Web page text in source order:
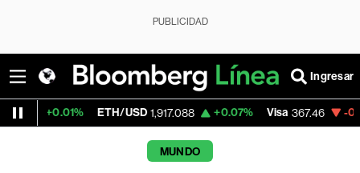
PUBLICIDAD
Ingresar
ETH/USD 1,917.088 +0.07% Visa 367.46 -0.29%
MUNDO